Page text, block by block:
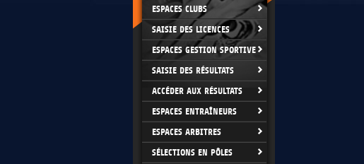
ESPACES CLUBS
SAISIE DES LICENCES
ESPACES GESTION SPORTIVE
SAISIE DES RÉSULTATS
ACCÉDER AUX RÉSULTATS
ESPACES ENTRAÎNEURS
ESPACES ARBITRES
SÉLECTIONS EN PÔLES